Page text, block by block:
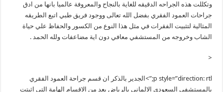
وتكللت هذه الجراحه الدقيقه للغاية بالنجاح والمعروفة عالميا بانها من ادق
جراحات العمود الفقري بفضل الله تعالى ووجود فريق طبي اتبع الطريقه
المثالية لتثبيت الفقرات في مثل هذا النوع من الكسور والحفاظ علي حياة
الشاب وخروجه من المستشفي معافي دون اية مضاعفات ولله الحمد .
<
p style=”direction: rtl;”>الجدير بالذكر ان قسم جراحة العمود الفقري
بالمستشفي السعودي الالماني بالرياض يعد من الاقسام الهامة التي اثبتت